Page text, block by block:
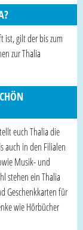
ist, gilt der bis zum
zur Thalia
euch Thalia die
auch in den Filialen
Musik- und
stehen ein Thalia
Geschenkkarten für
wie Hörbücher